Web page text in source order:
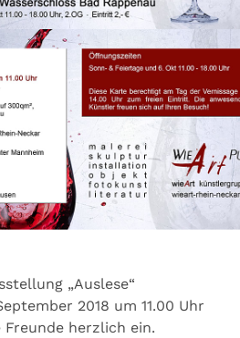
„Auslese“
2018 um 11.00 Uhr
herzlich ein.